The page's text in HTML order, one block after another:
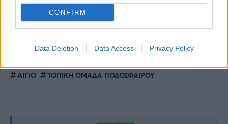
CONFIRM
Data Deletion Data Access Privacy Policy
Χριστίνα Λαμπίρη: «Είμαι 58, δεν είμαι γιαγιά,
απαγορεύω την εγγονή μου να με φωνάζει
ΑΙΓΙΟ ΤΟΠΙΚΗ ΟΜΑΔΑ ΠΟΔΟΣΦΑΙΡΟΥ